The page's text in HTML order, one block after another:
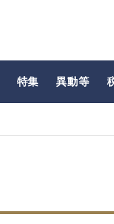
特集 異動等